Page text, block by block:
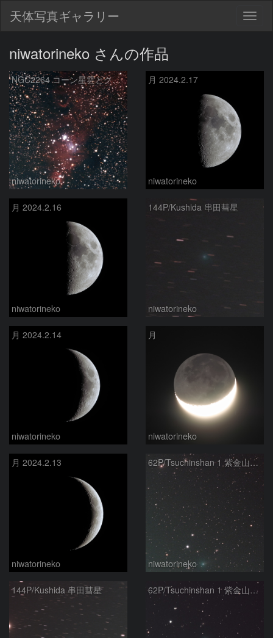
天体写真ギャラリー
niwatorineko さんの作品
NGC2264 コーン星雲とクリスマスツリー星団
niwatorineko
月 2024.2.17
niwatorineko
月 2024.2.16
niwatorineko
144P/Kushida 串田彗星
niwatorineko
月 2024.2.14
niwatorineko
月
niwatorineko
月 2024.2.13
niwatorineko
62P/Tsuchinshan 1 紫金山第1彗星
niwatorineko
144P/Kushida 串田彗星 62P/Tsuchinshan 1 紫金山第1彗星